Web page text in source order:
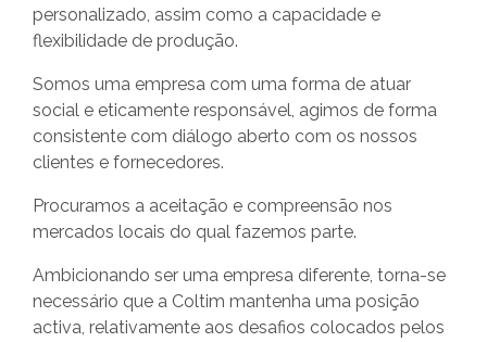
personalizado, assim como a capacidade e
flexibilidade de produção.
Somos uma empresa com uma forma de atuar
social e eticamente responsável, agimos de forma
consistente com diálogo aberto com os nossos
clientes e fornecedores.
Procuramos a aceitação e compreensão nos
mercados locais do qual fazemos parte.
Ambicionando ser uma empresa diferente, torna-se
necessário que a Coltim mantenha uma posição
activa, relativamente aos desafios colocados pelos